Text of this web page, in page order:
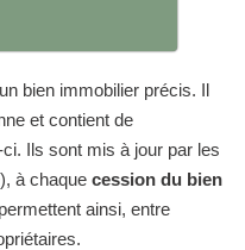
bien immobilier précis. Il
et contient de
Ils sont mis à jour par les
à chaque cession du bien
ainsi, entre